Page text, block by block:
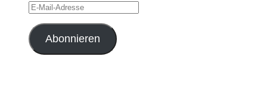
E-
Mail-
Adresse
Abonnieren